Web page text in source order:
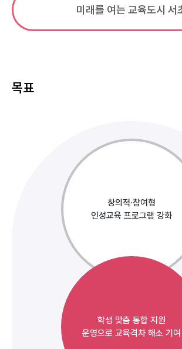
미래를 여는 교육도시 서
목표
창의적·참여형
인성교육 프로그램 강화
학생 맞춤 통합 지원
운영으로 교육격차 해소 기여